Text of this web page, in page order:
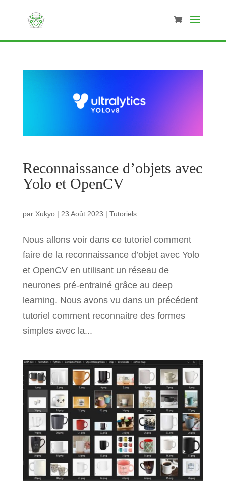
Reconnaissance d’objets avec
Yolo et OpenCV
par Xukyo| 23 Août 2023 | Tutoriels
Nous allons voir dans ce tutoriel comment
faire de la reconnaissance d’objet avec Yolo
et OpenCV en utilisant un réseau de
neurones pré-entrainé grâce au deep
learning. Nous avons vu dans un précédent
tutoriel comment reconnaitre des formes
simples avec la...